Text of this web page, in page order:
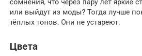
сомнения, что через пару лет яркие
или выйдут из моды? Тогда лучше
тёплых тонов. Они не устареют.
Цвета